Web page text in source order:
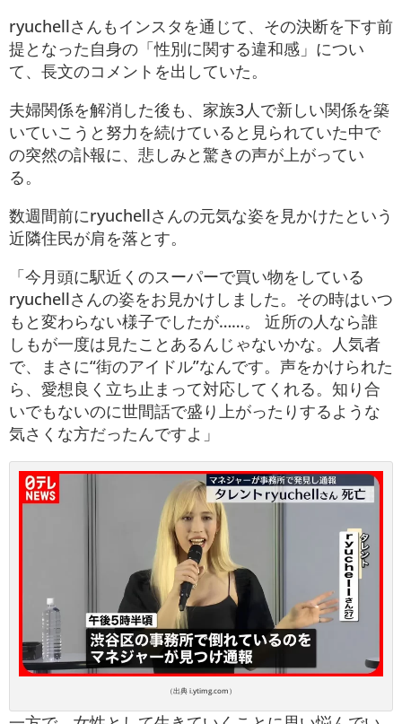
ryuchellさんもインスタを通じて、その決断を下す前
提となった自身の「性別に関する違和感」につい
て、長文のコメントを出していた。
夫婦関係を解消した後も、家族3人で新しい関係を築
いていこうと努力を続けていると見られていた中で
の突然の訃報に、悲しみと驚きの声が上がってい
る。
数週間前にryuchellさんの元気な姿を見かけたという
近隣住民が肩を落とす。
「今月頭に駅近くのスーパーで買い物をしている
ryuchellさんの姿をお見かけしました。その時はいつ
もと変わらない様子でしたが……。 近所の人なら誰
しもが一度は見たことあるんじゃないかな。人気者
で、まさに“街のアイドル”なんです。声をかけられた
ら、愛想良く立ち止まって対応してくれる。知り合
いでもないのに世間話で盛り上がったりするような
気さくな方だったんですよ」
（出典 i.ytimg.com）